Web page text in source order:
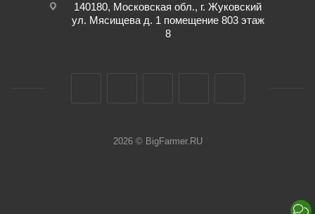
140180, Московская обл., г. Жуковский
ул. Мясищева д. 1 помещение 803 этаж
8
2026 © BigFarmer.RU